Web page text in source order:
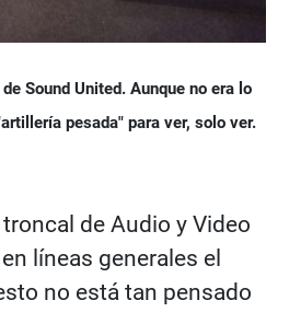
Sound United. Aunque no era lo
pesada" para ver, solo ver.
de Audio y Video
líneas generales el
no está tan pensado